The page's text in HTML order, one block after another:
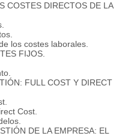
COSTES DIRECTOS DE LA
los costes laborales.
FIJOS.
FULL COST Y DIRECT
Cost.
DE LA EMPRESA: EL